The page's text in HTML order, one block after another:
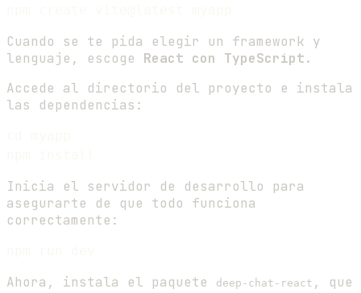
Cuando se te pida elegir un framework y
lenguaje, escoge React con TypeScript.
Accede al directorio del proyecto e instala
las dependencias:
Inicia el servidor de desarrollo para
asegurarte de que todo funciona
correctamente:
Ahora, instala el paquete deep-chat-react , que